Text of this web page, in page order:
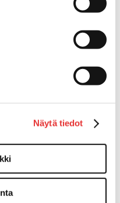
Näytä tiedot
hyttysverkot ja
ja tukijalat